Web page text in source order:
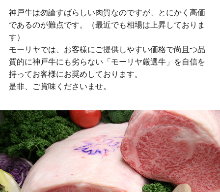
神戸牛は勿論すばらしい肉質なのですが、とにかく高価
であるのが難点です。（最近でも相場は上昇しておりま
す）
モーリヤでは、お客様にご提供しやすい価格で尚且つ品
質的に神戸牛にも劣らない「モーリヤ厳選牛」を自信を
持ってお客様にお奨めしております。
是非、ご賞味くださいませ。